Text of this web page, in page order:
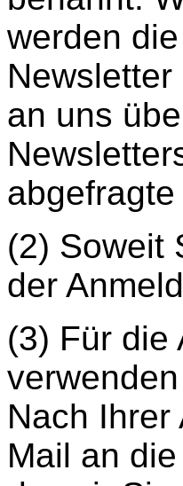
werden
an uns
(2) Soweit
der
(3) Für die
Nach
Mail an